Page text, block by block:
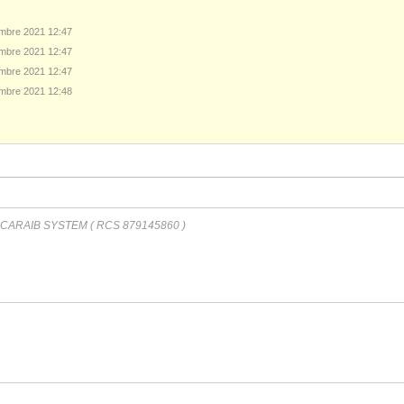
2021 12:47
2021 12:47
2021 12:47
2021 12:48
SYSTEM ( RCS 879145860 )